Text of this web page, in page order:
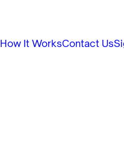
How It WorksContact Us